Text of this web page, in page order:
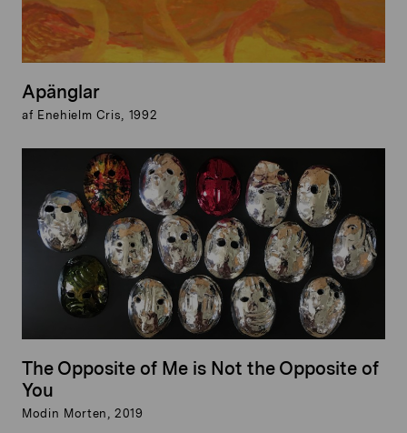
Apänglar
af Enehielm Cris, 1992
The Opposite of Me is Not the Opposite of
You
Modin Morten, 2019